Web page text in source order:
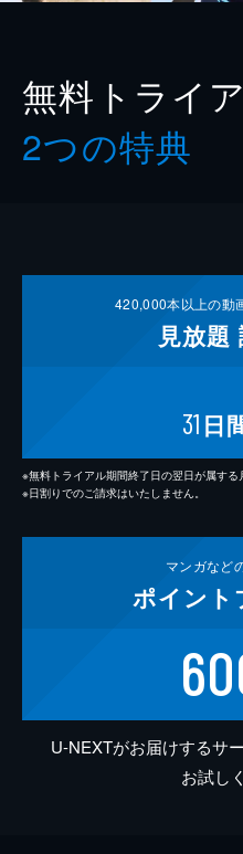
無料トライ
2つの特典
420,000本以上の動
見放題
31 日
※無料トライアル期間終了日の翌日が属する
※日割りでのご請求はいたしません。
マンガなど
ポイント
U-NEXTがお届けするサ
お試し